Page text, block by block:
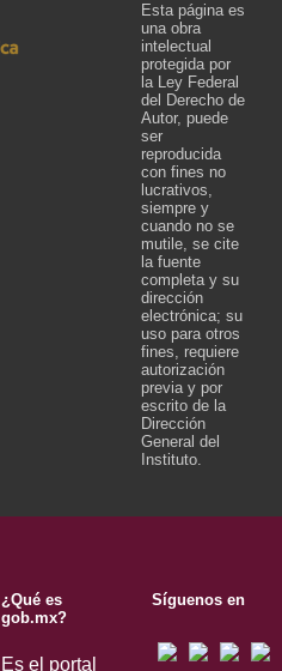
Esta página es
una obra
intelectual
protegida por
la Ley Federal
del Derecho de
Autor, puede
ser
reproducida
con fines no
lucrativos,
siempre y
cuando no se
mutile, se cite
la fuente
completa y su
dirección
electrónica; su
uso para otros
fines, requiere
autorización
previa y por
escrito de la
Dirección
General del
Instituto.
¿Qué es
gob.mx?
Es el portal
Síguenos en